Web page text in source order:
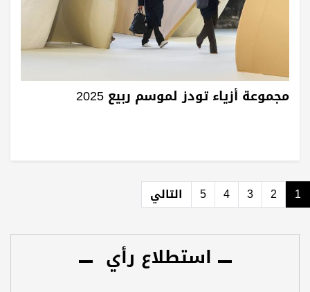
مجموعة أزياء تودز لموسم ربيع 2025
1
2
3
4
5 التالي
استطلاع رأي